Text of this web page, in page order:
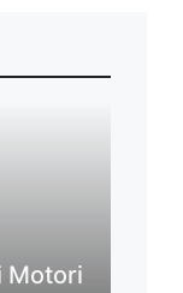
Motori